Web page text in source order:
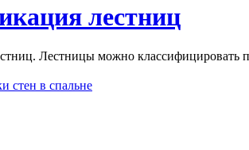
лестниц
Лестницы можно классифицировать